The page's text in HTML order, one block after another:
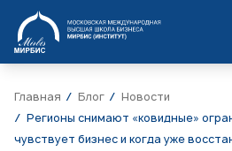
МИРБИС
Главная Блог
Новости
Регионы снимают «ковидные»
чувствует бизнес и когда уже